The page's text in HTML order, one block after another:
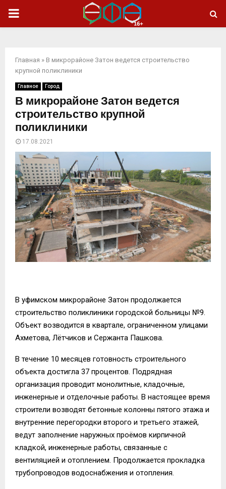
ОСНОВНОЕ
Главная » В микрорайоне Затон ведется строительство
крупной поликлиники
Главное Город
В микрорайоне Затон ведется
строительство крупной
поликлиники
17.08.2021
В уфимском микрорайоне Затон продолжается
строительство поликлиники городской больницы №9.
Объект возводится в квартале, ограниченном улицами
Ахметова, Лётчиков и Сержанта Пашкова.
В течение 10 месяцев готовность строительного
объекта достигла 37 процентов. Подрядная
организация проводит монолитные, кладочные,
инженерные и отделочные работы. В настоящее время
строители возводят бетонные колонны пятого этажа и
внутренние перегородки второго и третьего этажей,
ведут заполнение наружных проёмов кирпичной
кладкой, инженерные работы, связанные с
вентиляцией и отоплением. Продолжается прокладка
трубопроводов водоснабжения и отопления.